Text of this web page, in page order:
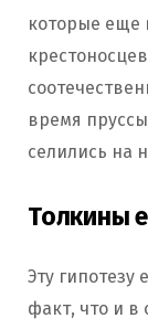
которые еще
время
селились на
Толкины
Эту
факт, что и в